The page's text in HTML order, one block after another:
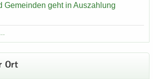
Ge­mein­den geht in Aus­zah­lung
Ort